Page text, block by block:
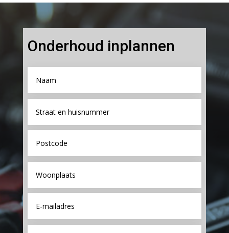
Onderhoud inplannen